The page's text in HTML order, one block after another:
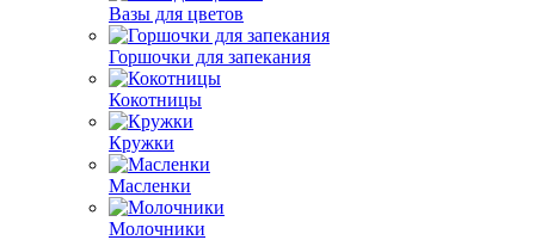
Вазы для цветов
Горшочки для запекания
Кокотницы
Кружки
Масленки
Молочники